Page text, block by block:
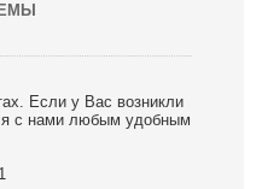
Если у Вас возникли
с нами любым удобным